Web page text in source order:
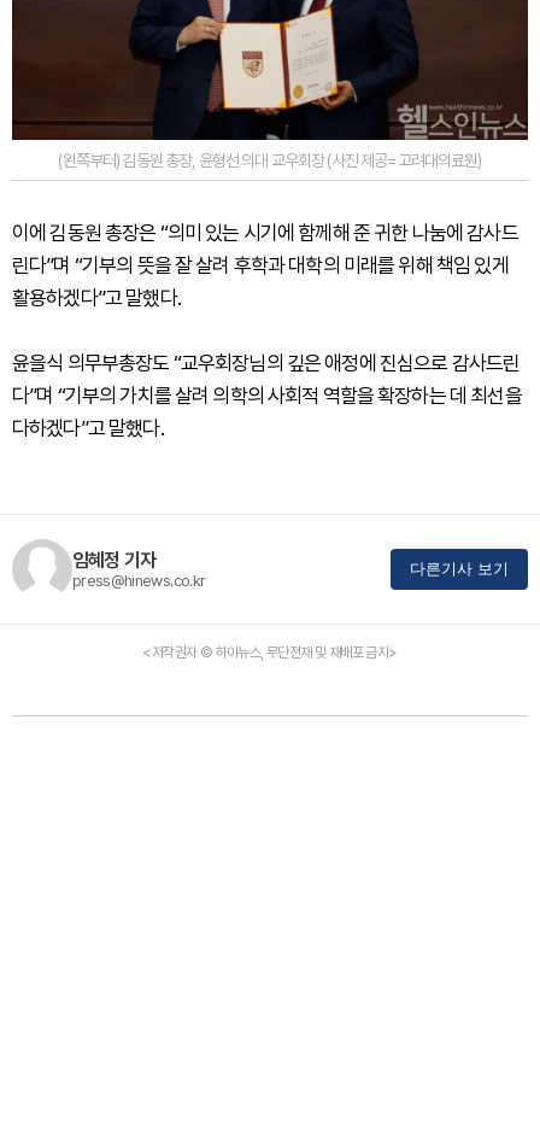
(왼쪽부터) 김동원 총장, 윤형선 의대 교우회장 (사진 제공=고려대의료원)
이에 김동원 총장은 “의미 있는 시기에 함께해 준 귀한 나눔에 감사드
린다”며 “기부의 뜻을 잘 살려 후학과 대학의 미래를 위해 책임 있게
활용하겠다”고 말했다.
윤을식 의무부총장도 “교우회장님의 깊은 애정에 진심으로 감사드린
다”며 “기부의 가치를 살려 의학의 사회적 역할을 확장하는 데 최선을
다하겠다”고 말했다.
임혜정 기자
press@hinews.co.kr
다른기사 보기
<저작권자 © 하이뉴스, 무단전재 및 재배포 금지>